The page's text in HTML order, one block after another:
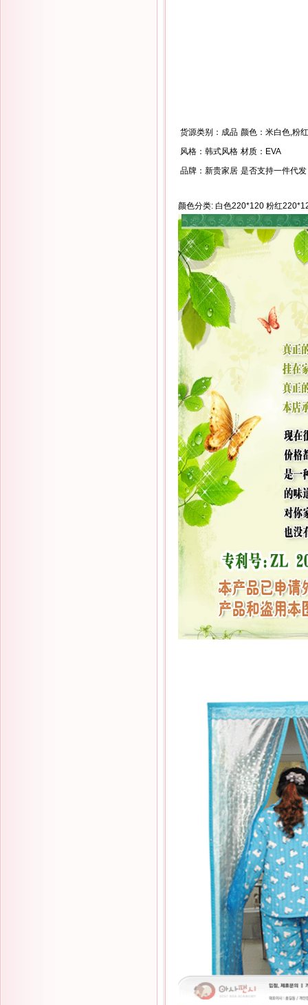
货源类别：成品 颜色：米白色,粉
风格：韩式风格 材质：EVA
品牌：新贵家居 是否支持一件代
颜色分类: 白色220*120 粉红